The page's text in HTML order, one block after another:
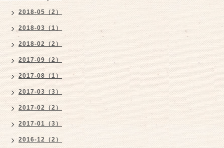
2018-05（2）
2018-03（1）
2018-02（2）
2017-09（2）
2017-08（1）
2017-03（3）
2017-02（2）
2017-01（3）
2016-12（2）